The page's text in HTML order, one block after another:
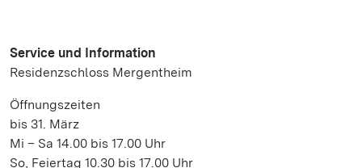
Service und Information
Residenzschloss Mergentheim
Öffnungszeiten
bis 31. März
Mi – Sa 14.00 bis 17.00 Uhr
So, Feiertag 10.30 bis 17.00 Uhr